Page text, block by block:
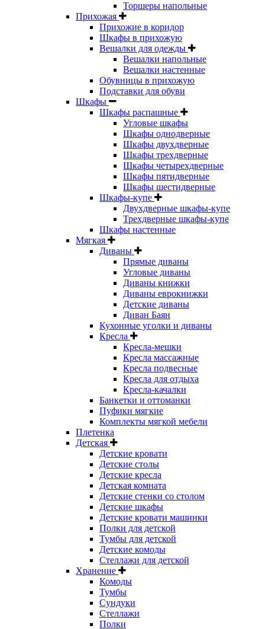
Торшеры напольные
Прихожая
Прихожие в коридор
Шкафы в прихожую
Вешалки для одежды
Вешалки напольные
Вешалки настенные
Обувницы в прихожую
Подставки для обуви
Шкафы
Шкафы распашные
Угловые шкафы
Шкафы однодверные
Шкафы двухдверные
Шкафы трехдверные
Шкафы четырехдверные
Шкафы пятидверные
Шкафы шестидверные
Шкафы-купе
Двухдверные шкафы-купе
Трехдверные шкафы-купе
Шкафы настенные
Мягкая
Диваны
Прямые диваны
Угловые диваны
Диваны книжки
Диваны еврокнижки
Детские диваны
Диван Баян
Кухонные уголки и диваны
Кресла
Кресла-мешки
Кресла массажные
Кресла подвесные
Кресла для отдыха
Кресла-качалки
Банкетки и оттоманки
Пуфики мягкие
Комплекты мягкой мебели
Плетенка
Детская
Детские кровати
Детские столы
Детские кресла
Детская комната
Детские стенки со столом
Детские шкафы
Детские кровати машинки
Полки для детской
Тумбы для детской
Детские комоды
Стеллажи для детской
Хранение
Комоды
Тумбы
Сундуки
Стеллажи
Полки